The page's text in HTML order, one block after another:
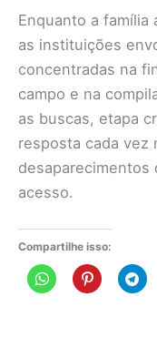
Enquanto a família
as instituições
concentradas na
campo e na
as buscas, etapa
resposta cada vez
desaparecimentos
acesso.
Compartilhe isso: